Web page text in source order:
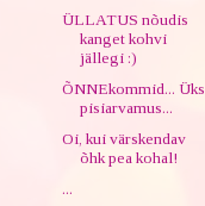
ÜLLATUS nõudis
kanget kohvi
jällegi :)
ÕNNEkommid... Üks
pisiarvamus...
Oi, kui värskendav
õhk pea kohal!
...